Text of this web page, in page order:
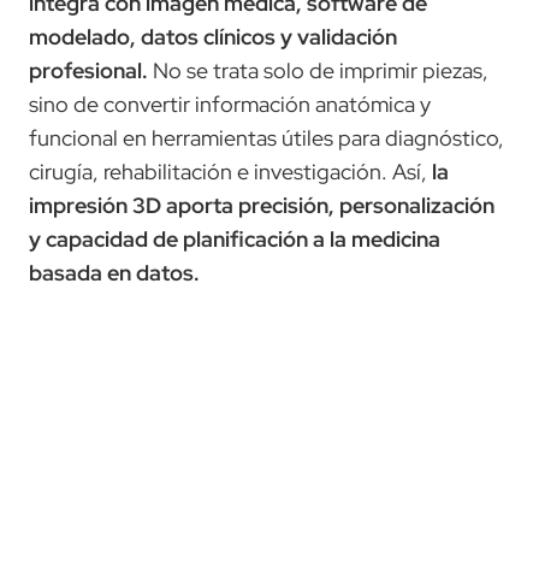
modelado, datos clínicos y validación
profesional. No se trata solo de imprimir piezas,
sino de convertir información anatómica y
funcional en herramientas útiles para diagnóstico,
cirugía, rehabilitación e investigación. Así, la
impresión 3D aporta precisión, personalización
y capacidad de planificación a la medicina
basada en datos.